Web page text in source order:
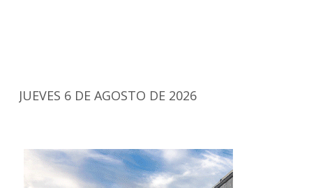
JUEVES 6 DE AGOSTO DE 2026